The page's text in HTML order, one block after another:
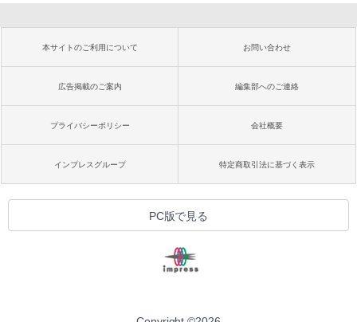
本サイトのご利用について お問い合わせ
広告掲載のご案内 編集部へのご連絡
プライバシーポリシー 会社概要
インプレスグループ 特定商取引法に基づく表示
PC版で見る